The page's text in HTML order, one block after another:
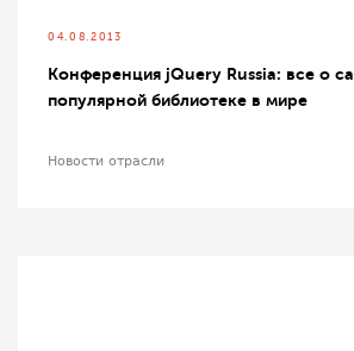
04.08.2013
Конференция jQuery Russia: все о
популярной библиотеке в мире
Новости отрасли